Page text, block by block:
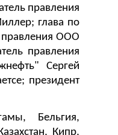
правления
глава по
правления ООО
правления
Сергей
президент
Бельгия,
Кипр,